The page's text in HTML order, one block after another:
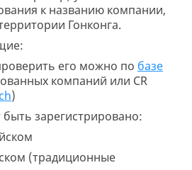
к названию компании,
Гонконга.
его можно по базе
компаний или CR
)
зарегистрировано:
(традиционные